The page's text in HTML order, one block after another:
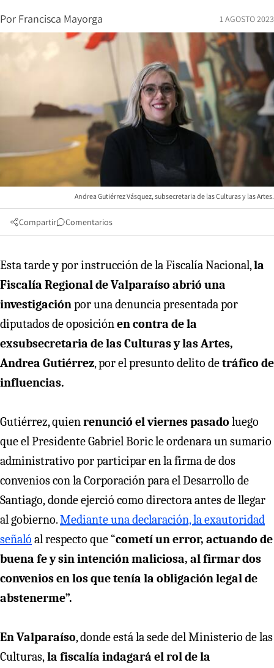
Por Francisca Mayorga 1 AGOSTO 2023
Andrea Gutiérrez Vásquez, subsecretaria de las Culturas y las Artes.
Compartir Comentarios
Esta tarde y por instrucción de la Fiscalía Nacional,la
Fiscalía Regional de Valparaíso abrió una
investigaciónpor una denuncia presentada por
diputados de oposiciónen contra de la
exsubsecretaria de las Culturas y las Artes,
Andrea Gutiérrez, por el presunto delito detráfico de
influencias.
Gutiérrez, quienrenunció el viernes pasado luego
que el Presidente Gabriel Boric le ordenara un sumario
administrativo por participar en la firma de dos
convenios con la Corporación para el Desarrollo de
Santiago,donde ejerció como directora antes de llegar
al gobierno.Mediante una declaración, la exautoridad
señaló al respecto que “cometí un error, actuando de
buena fe y sin intención maliciosa, al firmar dos
convenios en los que tenía la obligación legal de
abstenerme”.
En Valparaíso, donde está la sede del Ministerio de las
Culturas,la fiscalía indagará el rol de la